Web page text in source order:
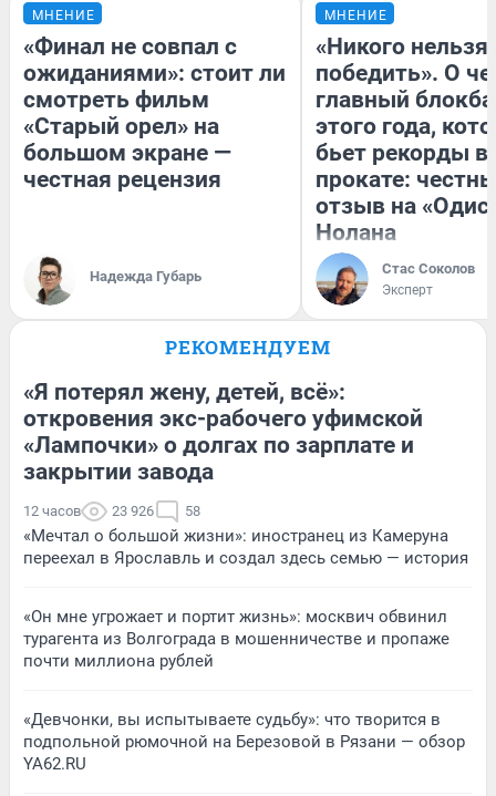
МНЕНИЕ
«Финал не совпал с
ожиданиями»: стоит ли
смотреть фильм
«Старый орел» на
большом экране —
честная рецензия
Надежда Губарь
МНЕНИЕ
«Никого нельзя
победить». О
главный
этого года,
бьет рекорды в
прокате:
отзыв на
Нолана
Стас Соколов
Эксперт
РЕКОМЕНДУЕМ
«Я потерял жену, детей, всё»:
откровения экс-рабочего уфимской
«Лампочки» о долгах по зарплате и
закрытии завода
12 часов 23 926 58
«Мечтал о большой жизни»: иностранец из Камеруна
переехал в Ярославль и создал здесь семью — история
«Он мне угрожает и портит жизнь»: москвич обвинил
турагента из Волгограда в мошенничестве и пропаже
почти миллиона рублей
«Девчонки, вы испытываете судьбу»: что творится в
подпольной рюмочной на Березовой в Рязани — обзор
YA62.RU